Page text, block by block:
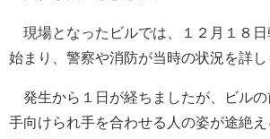
現場となったビルでは、１２月１８日
始まり、警察や消防が当時の状況を詳し
発生から１日が経ちましたが、ビルの
手向けられ手を合わせる人の姿が途絶